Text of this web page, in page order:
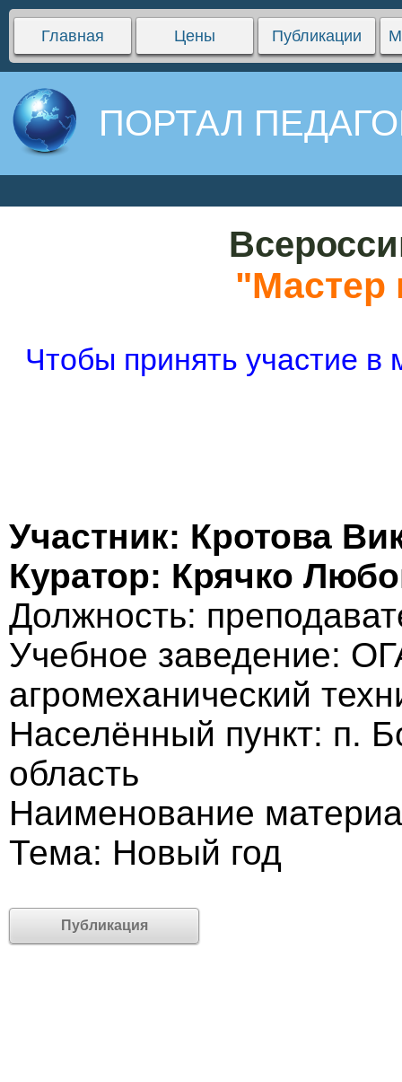
Главная Цены Публикации
ПОРТАЛ
"Мастер
Чтобы принять участие
Участник: Кротова
Куратор: Крячко
Должность:
Учебное заведение:
агромеханический
Населённый пункт: п.
область
Наименование
Тема: Новый год
Публикация